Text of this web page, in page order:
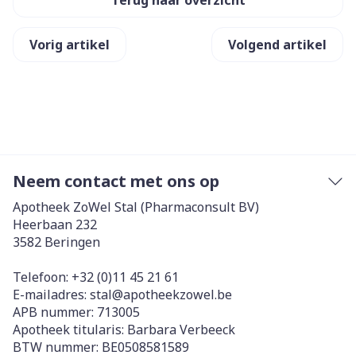
Vorig artikel Volgend artikel
Neem contact met ons op
Apotheek ZoWel Stal (Pharmaconsult BV)
Heerbaan 232
3582 Beringen
Telefoon: +32 (0)11 45 21 61
E-mailadres: stal@apotheekzowel.be
APB nummer: 713005
Apotheek titularis: Barbara Verbeeck
BTW nummer: BE0508581589